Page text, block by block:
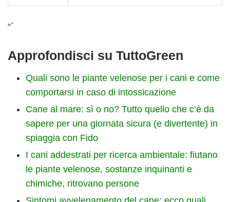
“`
Approfondisci su TuttoGreen
Quali sono le piante velenose per i cani e come
comportarsi in caso di intossicazione
Cane al mare: sì o no? Tutto quello che c’è da
sapere per una giornata sicura (e divertente) in
spiaggia con Fido
I cani addestrati per ricerca ambientale: fiutano
le piante velenose, sostanze inquinanti e
chimiche, ritrovano persone